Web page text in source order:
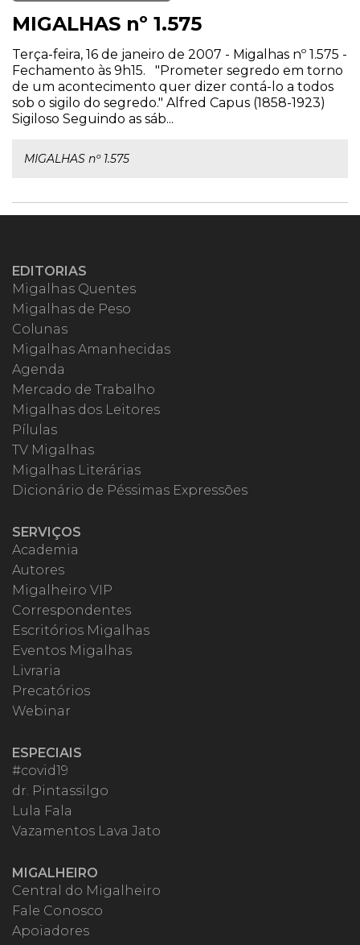
MIGALHAS nº 1.575
Terça-feira, 16 de janeiro de 2007 - Migalhas nº 1.575 -
Fechamento às 9h15. "Prometer segredo em torno
de um acontecimento quer dizer contá-lo a todos
sob o sigilo do segredo." Alfred Capus (1858-1923)
Sigiloso Seguindo as sáb...
MIGALHAS nº 1.575
EDITORIAS
Migalhas Quentes
Migalhas de Peso
Colunas
Migalhas Amanhecidas
Agenda
Mercado de Trabalho
Migalhas dos Leitores
Pílulas
TV Migalhas
Migalhas Literárias
Dicionário de Péssimas Expressões
SERVIÇOS
Academia
Autores
Migalheiro VIP
Correspondentes
Escritórios Migalhas
Eventos Migalhas
Livraria
Precatórios
Webinar
ESPECIAIS
#covid19
dr. Pintassilgo
Lula Fala
Vazamentos Lava Jato
MIGALHEIRO
Central do Migalheiro
Fale Conosco
Apoiadores